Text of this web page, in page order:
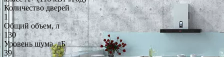
Количество дверей
1
Общий объем, л
130
Уровень шума, дБ
39